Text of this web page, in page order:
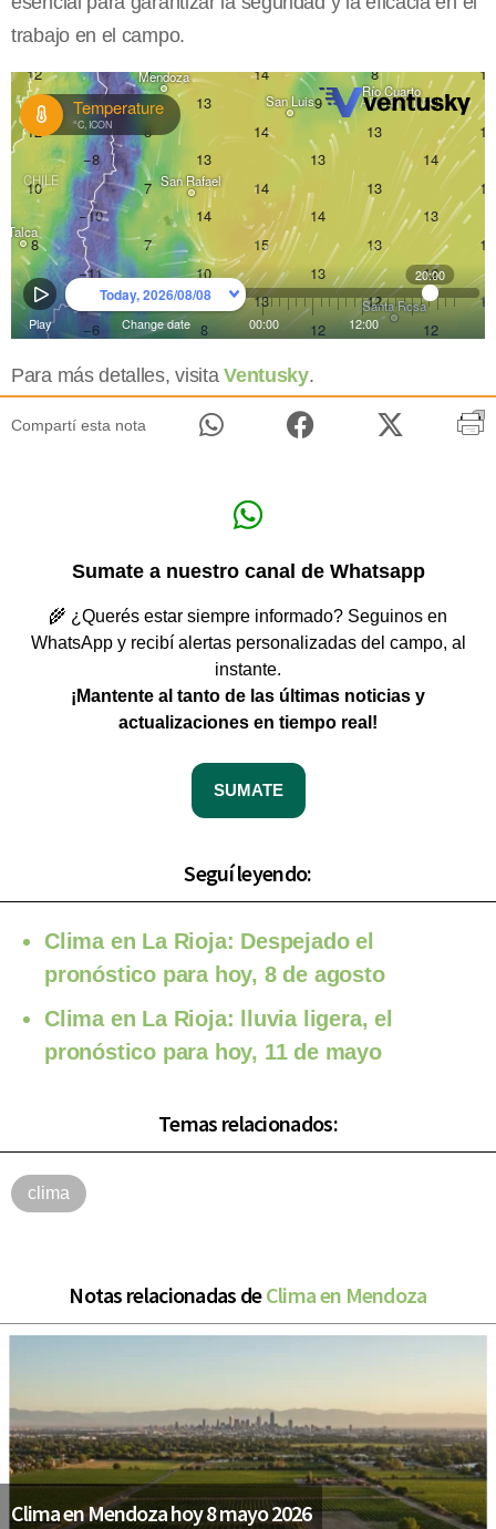
trabajo en el campo.
Para más detalles, visitaVentusky.
Compartí esta nota
Sumate a nuestro canal de Whatsapp
🌾 ¿Querés estar siempre informado? Seguinos en
WhatsApp y recibí alertas personalizadas del campo, al
instante.
¡Mantente al tanto de las últimas noticias y
actualizaciones en tiempo real!
SUMATE
Seguí leyendo:
Clima en La Rioja: Despejado el
pronóstico para hoy, 8 de agosto
Clima en La Rioja: lluvia ligera, el
pronóstico para hoy, 11 de mayo
Temas relacionados:
clima
Notas relacionadas deClima en Mendoza
Clima en Mendoza hoy 8 mayo 2026